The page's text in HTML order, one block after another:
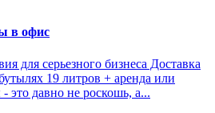
в офис
для серьезного бизнеса Доставка
19 литров + аренда или
это давно не роскошь, а...